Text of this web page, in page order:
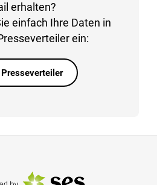
erhalten?
einfach Ihre Daten in
ein: